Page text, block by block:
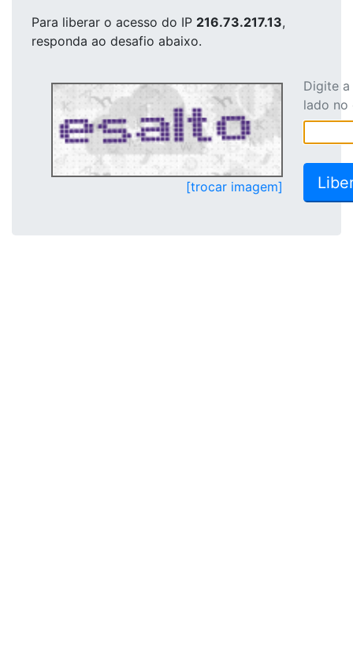
Para liberar o acesso do IP 216.73.217.13,
responda ao desafio abaixo.
[trocar imagem]
Digite
lado no